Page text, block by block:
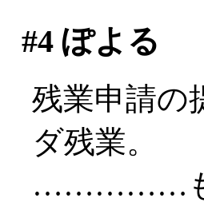
#4ぽよる
残業申請の
ダ残業。
……………も